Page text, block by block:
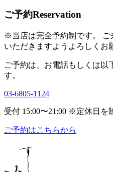
ご予約Reservation
※当店は完全予約制です。
ご
いただきますよう よろしくお
ご予約は、お電話もしくは以
す。
03-6805-1124
受付 15:00〜21:00 ※定休日を
ご予約はこちらから